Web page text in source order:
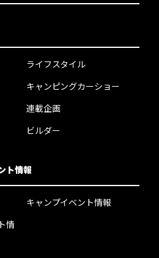
ライフスタイル
キャンピングカーショー
連載企画
ビルダー
ト情報
情
キャンプイベント情報